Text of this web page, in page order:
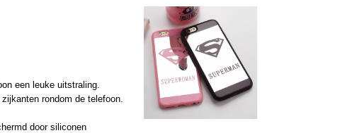
een leuke uitstraling.
rondom de telefoon.
door siliconen